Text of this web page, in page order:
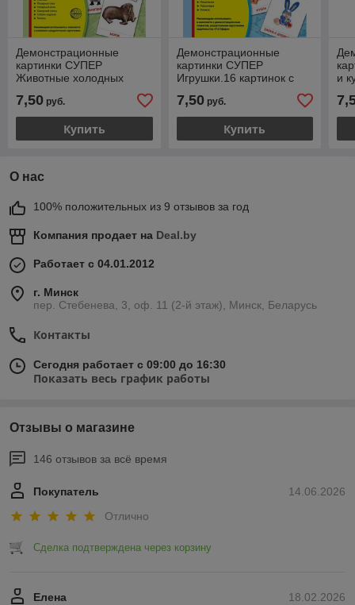
Демонстрационные
картинки СУПЕР
Животные холодных
текстом., ТЦ СФЕРА
7,50 руб.
Купить
Демонстрационные
картинки СУПЕР
Игрушки.16 картинок с
7,50руб.
Купить
и
О нас
100% положительных из 9 отзывов за год
Компания продает на Deal.by
Работает с 04.01.2012
г. Минск
пер. Стебенева, 3, оф. 11 (2-й этаж), Минск, Беларусь
Контакты
Сегодня работает с 09:00 до 16:30
Показать весь график работы
Отзывы о магазине
146 отзывов за всё время
14.06.2026
Покупатель
Отлично
Сделка подтверждена через корзину
18.02.2026
Елена